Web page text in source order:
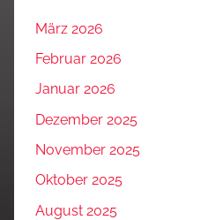
März 2026
Februar 2026
Januar 2026
Dezember 2025
November 2025
Oktober 2025
August 2025